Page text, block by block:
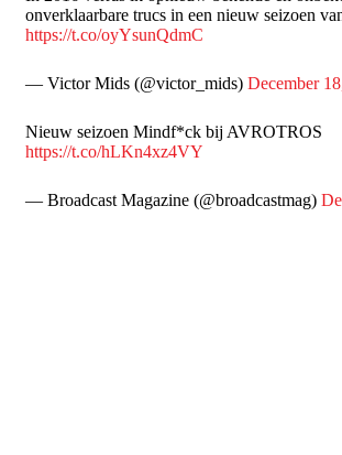
onverklaarbare trucs in een nieuw seizoen
https://t.co/oyYsunQdmC
— Victor Mids (@victor_mids) December
Nieuw seizoen Mindf*ck bij AVROTROS
https://t.co/hLKn4xz4VY
— Broadcast Magazine (@broadcastmag)